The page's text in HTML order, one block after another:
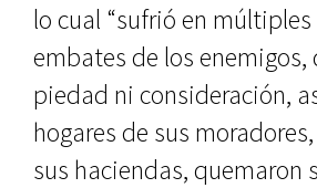
lo cual “su­frió en
emba­tes de los enemigos,
piedad ni consideración,
hogares de sus
sus ha­ciendas, quemaron